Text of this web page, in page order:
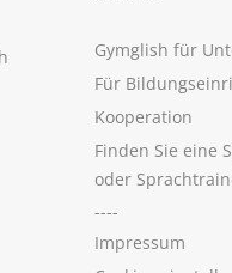
Gymglish für
Für
Kooperation
Finden Sie eine
oder
----
Impressum